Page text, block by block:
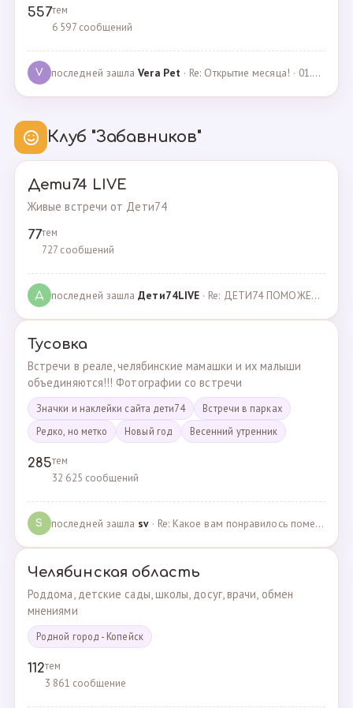
557тем
6 597 сообщений
V последней зашлаVera Pet · Re: Открытие месяца! · 01.04.2021
Клуб "Забавников"
Дети74 LIVE
Живые встречи от Дети74
77тем
727 сообщений
Д последней зашлаДeти74LIVE · Re: ДЕТИ74 ПОМОЖЕМ ВМЕСТЕ · 27.12.2021
Тусовка
Встречи в реале, челябинские мамашки и их малыши
объединяются!!! Фотографии со встречи
Значки и наклейки сайта дети74
Встречи в парках
Редко, но метко
Новый год Весенний утренник
285тем
32 625 сообщений
S последней зашла sv· Re: Какое вам понравилось помещения для проведения … · 07.05.2025
Челябинская область
Роддома, детские сады, школы, досуг, врачи, обмен
мнениями
Родной город - Копейск
112тем
3 861 сообщение